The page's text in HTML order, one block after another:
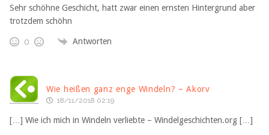
Sehr schöhne Geschicht, hatt zwar einen ernsten Hintergrund aber
trotzdem schöhn
0 Antworten
Wie heißen ganz enge Windeln? – Akorv
18/11/2018 02:19
[…] Wie ich mich in Windeln verliebte – Windelgeschichten.org […]